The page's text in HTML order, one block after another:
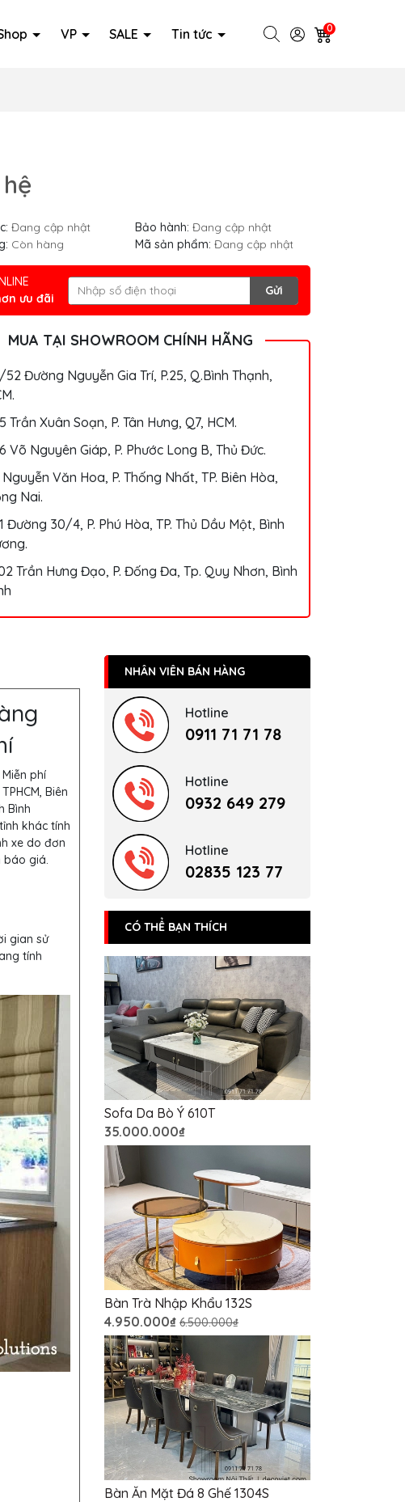
VP SALE Tin tức 0
Đang cập nhật Bảo hành: Đang cập nhật
Còn hàng Mã sản phẩm: Đang cập nhật
ưu đãi
Gửi
MUA TẠI SHOWROOM CHÍNH HÃNG
Đường Nguyễn Gia Trí, P.25, Q.Bình Thạnh,
Trần Xuân Soạn, P. Tân Hưng, Q7, HCM.
Võ Nguyên Giáp, P. Phước Long B, Thủ Đức.
Nguyễn Văn Hoa, P. Thống Nhất, TP. Biên Hòa,
Nai.
Đường 30/4, P. Phú Hòa, TP. Thủ Dầu Một, Bình
Trần Hưng Đạo, P. Đống Đa, Tp. Quy Nhơn, Bình
Miễn phí
Biên
Bình
khác tính
xe do đơn
giá.
gian sử
tính
NHÂN VIÊN BÁN HÀNG
Hotline
0911 71 71 78
Hotline
0932 649 279
Hotline
02835 123 77
CÓ THỂ BẠN THÍCH
Sofa Da Bò Ý 610T
35.000.000₫
Bàn Trà Nhập Khẩu 132S
4.950.000₫ 6.500.000₫
Bàn Ăn Mặt Đá 8 Ghế 1304S